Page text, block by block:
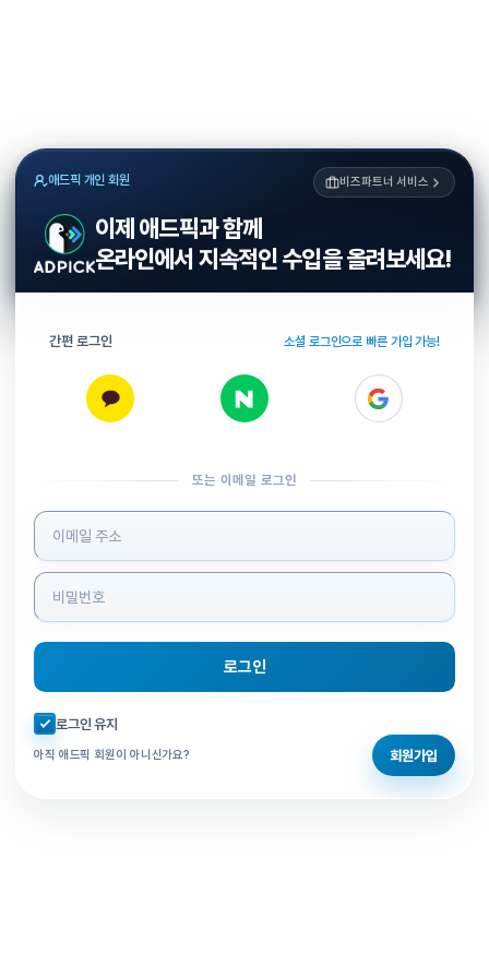
애드픽 개인 회원 비즈파트너 서비스
이제 애드픽과 함께
온라인에서 지속적인 수입을 올려보세요!
간편 로그인 소셜 로그인으로 빠른 가입 가능!
또는 이메일 로그인
로그인 정보 입력
로그인
자동로그인 체크
로그인 유지
아직 애드픽 회원이 아니신가요? 회원가입